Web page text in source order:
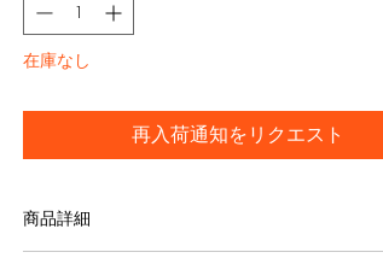
在庫なし
再入荷通知をリクエスト
商品詳細